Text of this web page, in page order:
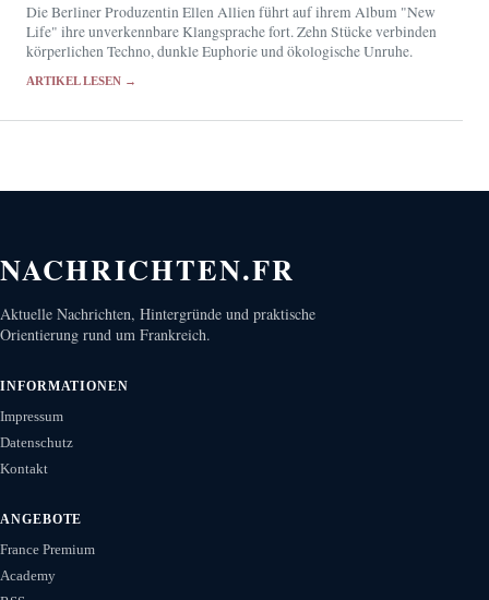
Die Berliner Produzentin Ellen Allien führt auf ihrem Album "New
Life" ihre unverkennbare Klangsprache fort. Zehn Stücke verbinden
körperlichen Techno, dunkle Euphorie und ökologische Unruhe.
ARTIKEL LESEN →
NACHRICHTEN.FR
Aktuelle Nachrichten, Hintergründe und praktische
Orientierung rund um Frankreich.
INFORMATIONEN
Impressum
Datenschutz
Kontakt
ANGEBOTE
France Premium
Academy